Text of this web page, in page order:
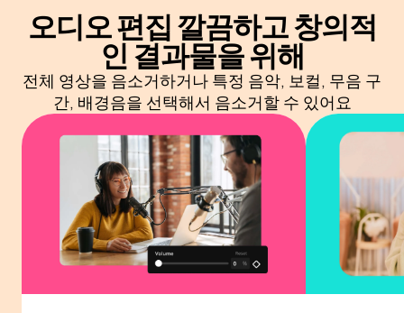
오디오 편집 깔끔하고 창의적
인 결과물을 위해
전체 영상을 음소거하거나 특정 음악, 보컬, 무음 구
간, 배경음을 선택해서 음소거할 수 있어요